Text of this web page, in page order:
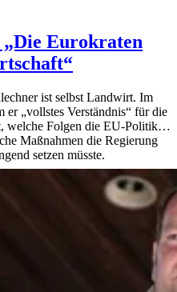
Eurokraten
ist selbst Landwirt. Im
„vollstes Verständnis“ für die
welche Folgen die EU-Politik
Maßnahmen die Regierung
setzen müsste.